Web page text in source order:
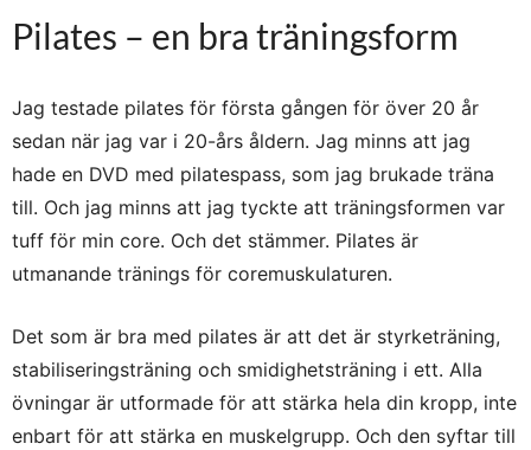
Pilates – en bra träningsform
Jag testade pilates för första gången för över 20 år
sedan när jag var i 20-års åldern. Jag minns att jag
hade en DVD med pilatespass, som jag brukade träna
till. Och jag minns att jag tyckte att träningsformen var
tuff för min core. Och det stämmer. Pilates är
utmanande tränings för coremuskulaturen.
Det som är bra med pilates är att det är styrketräning,
stabiliseringsträning och smidighetsträning i ett. Alla
övningar är utformade för att stärka hela din kropp, inte
enbart för att stärka en muskelgrupp. Och den syftar till